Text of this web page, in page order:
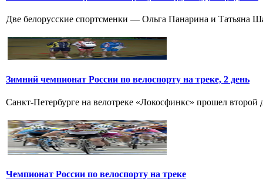
Две белорусские спортсменки — Ольга Панарина и Татьяна
Зимний чемпионат России по велоспорту на треке, 2 день
Санкт-Петербурге на велотреке «Локосфинкс» прошел
Чемпионат России по велоспорту на треке